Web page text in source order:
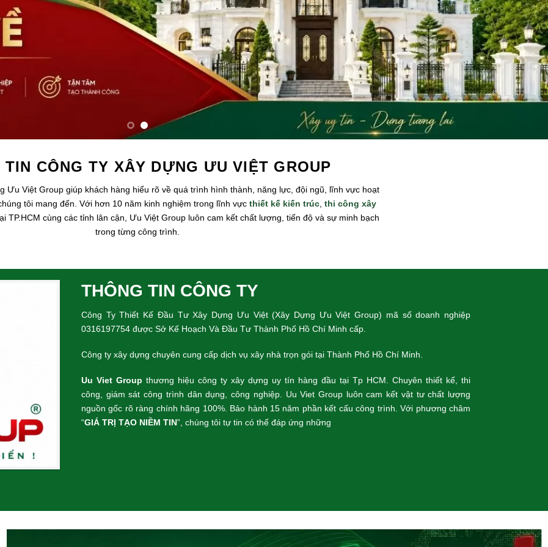
TIN CÔNG TY XÂY DỰNG ƯU VIỆT GROUP
Ưu Việt Group giúp khách hàng hiểu rõ về quá trình hình thành, năng lực, đội ngũ, lĩnh vực hoạt
tôi mang đến. Với hơn 10 năm kinh nghiệm trong lĩnh vựcthiết kế kiến trúc,thi công xây
TP.HCM cùng các tỉnh lân cận, Ưu Việt Group luôn cam kết chất lượng, tiến độ và sự minh bạch
trong từng công trình.
THÔNG TIN CÔNG TY
Công Ty Thiết Kế Đầu Tư Xây Dựng Ưu Việt (Xây Dựng Ưu Việt Group) mã số doanh nghiệp
0316197754 được Sở Kế Hoạch Và Đầu Tư Thành Phố Hồ Chí Minh cấp.
Công ty xây dựng chuyên cung cấp dịch vụ xây nhà trọn gói tại Thành Phố Hồ Chí Minh.
Uu Viet Group thương hiệu công ty xây dựng uy tín hàng đầu tại Tp HCM. Chuyên thiết kế, thi
công, giám sát công trình dân dụng, công nghiệp. Uu Viet Group luôn cam kết vật tư chất lượng
nguồn gốc rõ ràng chính hãng 100%. Bảo hành 15 năm phần kết cấu công trình. Với phương châm
“GIÁ TRỊ TẠO NIỀM TIN”, chúng tôi tự tin có thể đáp ứng những